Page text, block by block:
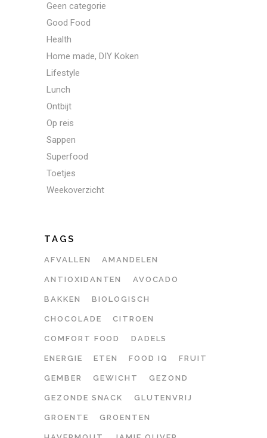
Geen categorie
Good Food
Health
Home made, DIY Koken
Lifestyle
Lunch
Ontbijt
Op reis
Sappen
Superfood
Toetjes
Weekoverzicht
TAGS
AFVALLEN AMANDELEN
ANTIOXIDANTEN AVOCADO
BAKKEN BIOLOGISCH
CHOCOLADE CITROEN
COMFORT FOOD DADELS
ENERGIE ETEN FOOD IQ FRUIT
GEMBER GEWICHT GEZOND
GEZONDE SNACK GLUTENVRIJ
GROENTE GROENTEN